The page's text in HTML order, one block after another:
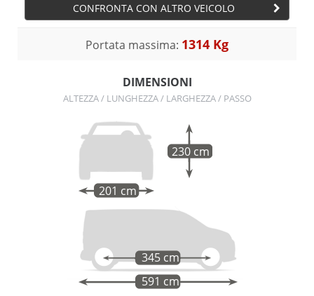
CONFRONTA CON ALTRO VEICOLO
Portata massima: 1314 Kg
DIMENSIONI
ALTEZZA / LUNGHEZZA / LARGHEZZA / PASSO
201 cm
230 cm
591 cm
345 cm